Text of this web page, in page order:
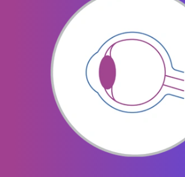
عيون الاطفال المنتفخه
عيون الاطفال المنغوليين